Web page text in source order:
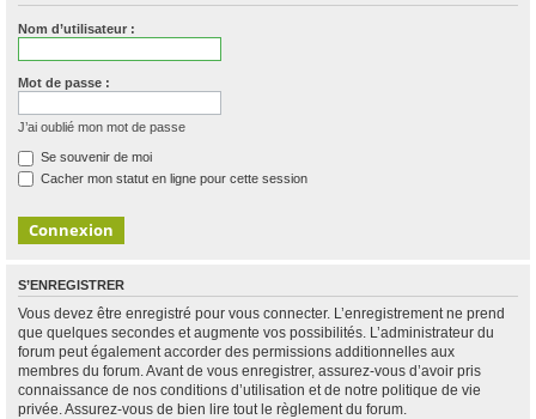
Nom d’utilisateur :
Mot de passe :
J’ai oublié mon mot de passe
Se souvenir de moi
Cacher mon statut en ligne pour cette session
S’ENREGISTRER
Vous devez être enregistré pour vous connecter. L’enregistrement ne prend
que quelques secondes et augmente vos possibilités. L’administrateur du
forum peut également accorder des permissions additionnelles aux
membres du forum. Avant de vous enregistrer, assurez-vous d’avoir pris
connaissance de nos conditions d’utilisation et de notre politique de vie
privée. Assurez-vous de bien lire tout le règlement du forum.